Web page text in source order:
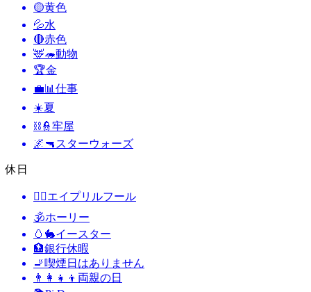
🟡黄色
💦水
🔴赤色
🦌🦔動物
🏆金
💼📊 仕事
☀️夏
⛓️👮牢屋
🌌🔫 スターウォーズ
休日
🙆‍♂️エイプリルフール
🕉ホーリー
🥚🐇イースター
🏦銀行休暇
🚬 喫煙日はありません
👨‍👩‍👧‍👦 両親の日